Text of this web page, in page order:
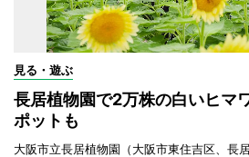
見る・遊ぶ
長居植物園で2万株の白いヒ
ポットも
大阪市立長居植物園（大阪市東住吉区、長